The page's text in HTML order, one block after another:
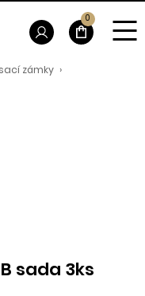
zámky ›
sada 3ks
0